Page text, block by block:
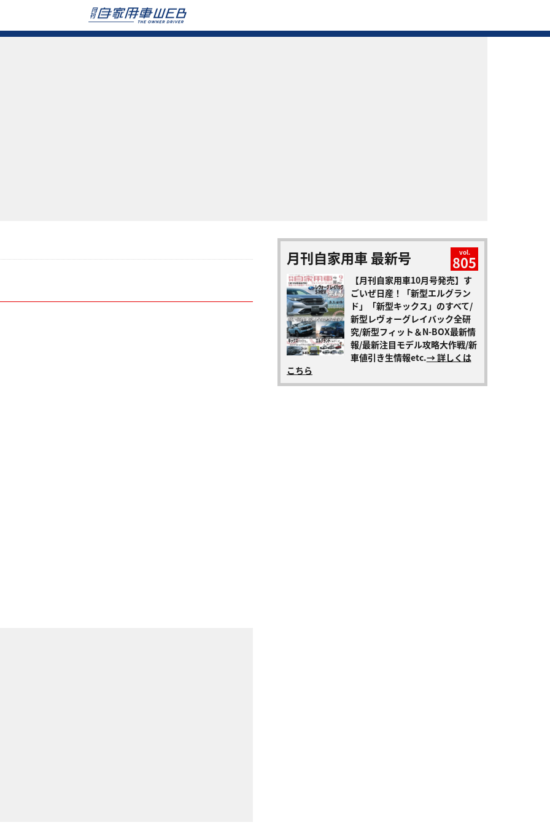
月刊自家用車 最新号 vol.
805
【月刊自家用車10月号発売】す
ごいぜ日産！「新型エルグラン
ド」「新型キックス」のすべて/
新型レヴォーグレイバック全研
究/新型フィット＆N-BOX最新情
報/最新注目モデル攻略大作戦/新
車値引き生情報etc.→ 詳しくは
こちら